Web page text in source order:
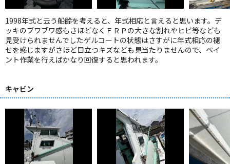
1998年式と云う船齢を考えると、年式相応と言えると思います。デ
ッキのブワブワ感もさほどなくＦＲＰの大きな割れやヒビ等なども
見受けられませんでしたゲルコートの状態はさすがに年式相応の褪
せを感じますがさほど目立つキズなども見当たりませんので、ペイ
ント作業を行えばかなり回復すると思われます。
キャビン